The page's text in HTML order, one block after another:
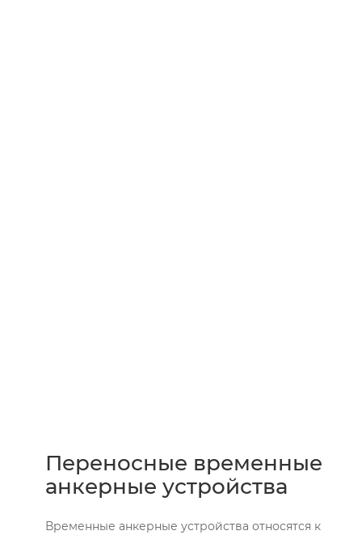
Переносные временные
анкерные устройства
Временные анкерные устройства относятся к